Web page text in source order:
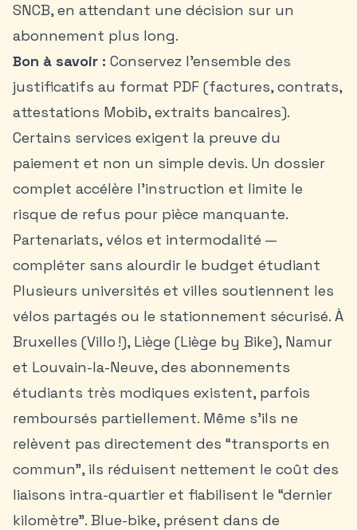
SNCB, en attendant une décision sur un
abonnement plus long.
Bon à savoir : Conservez l’ensemble des
justificatifs au format PDF (factures, contrats,
attestations Mobib, extraits bancaires).
Certains services exigent la preuve du
paiement et non un simple devis. Un dossier
complet accélère l’instruction et limite le
risque de refus pour pièce manquante.
Partenariats, vélos et intermodalité —
compléter sans alourdir le budget étudiant
Plusieurs universités et villes soutiennent les
vélos partagés ou le stationnement sécurisé. À
Bruxelles (Villo !), Liège (Liège by Bike), Namur
et Louvain-la-Neuve, des abonnements
étudiants très modiques existent, parfois
remboursés partiellement. Même s’ils ne
relèvent pas directement des “transports en
commun”, ils réduisent nettement le coût des
liaisons intra-quartier et fiabilisent le “dernier
kilomètre”. Blue-bike, présent dans de